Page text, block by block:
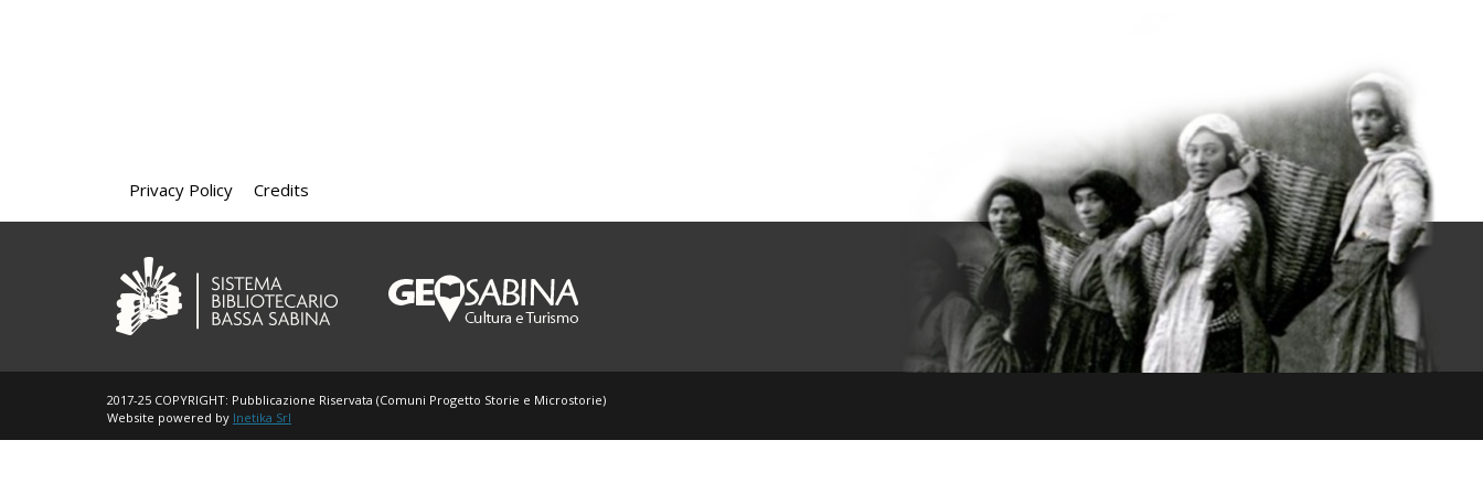
Privacy Policy Credits
2017-25 COPYRIGHT: Pubblicazione Riservata (Comuni Progetto Storie e Microstorie)
Website powered by Inetika Srl